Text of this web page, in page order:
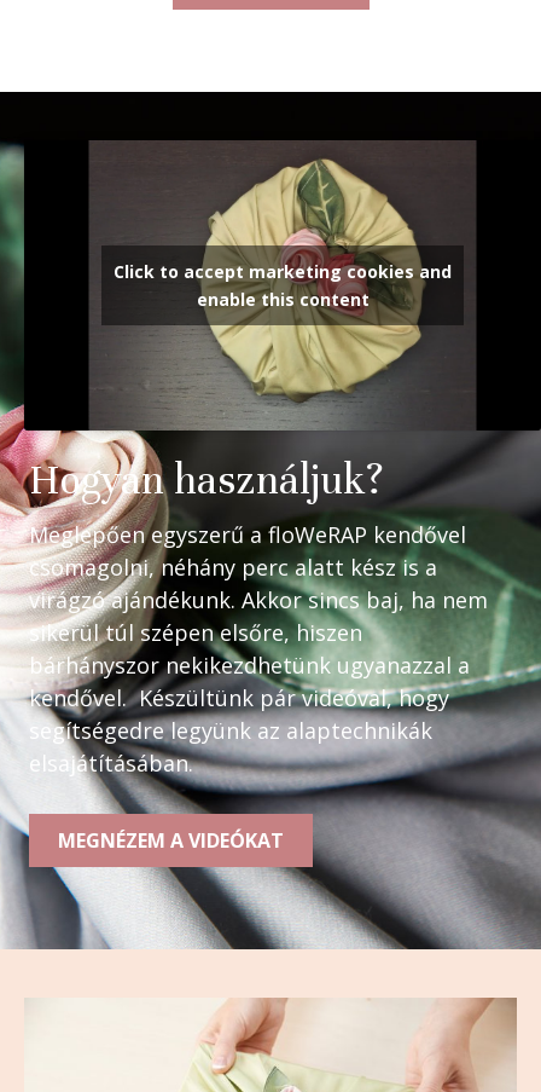
Click to accept marketing cookies and
enable this content
Hogyan használjuk?
Meglepően egyszerű a floWeRAP kendővel
csomagolni, néhány perc alatt kész is a
virágzó ajándékunk. Akkor sincs baj, ha nem
sikerül túl szépen elsőre, hiszen
bárhányszor nekikezdhetünk ugyanazzal a
kendővel. Készültünk pár videóval, hogy
segítségedre legyünk az alaptechnikák
elsajátításában.
MEGNÉZEM A VIDEÓKAT